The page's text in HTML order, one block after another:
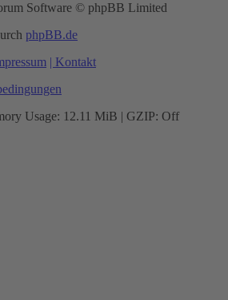
Software © phpBB Limited
phpBB.de
| Kontakt
Usage: 12.11 MiB | GZIP: Off